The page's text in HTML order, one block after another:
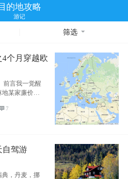
的地攻略
游记
筛选
个月穿越欧
前言我一觉醒
某家廉价宾
7
自驾游
典，丹麦，挪